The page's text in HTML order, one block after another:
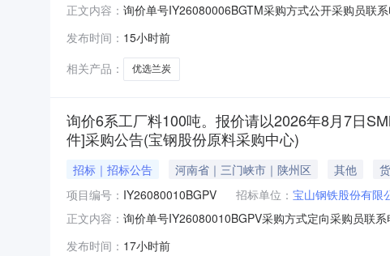
正文内容： 询价单号IY26080006BGTM采购方式公开采购员联
二、保证金额度：2000000.0元三、商务条款：定价
发布时间： 15小时前
相关产品：
优选兰炭
询价6系工厂料100吨。报价请以2026年8月7日
件]采购公告(宝钢股份原料采购中心)
招标｜招标公告 河南省｜三门峡市｜陕州区 其他
项目编号： IY26080010BGPV 招标单位： 宝山钢铁股份有限
正文内容： 询价单号IY26080010BGPV采购方式定向采购员联
度：0.0元三、商务条款：定价说明：湿公吨。限价
发布时间： 17小时前